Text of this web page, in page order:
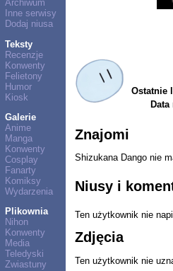
Archiwum
Inne serwisy
Dodaj niusa
Teksty
Recenzje
Konwenty
Felietony
Humor
Kiosk
Galerie
Anime
Manga
Konwenty
Cosplay
Fanarty
Komiksy
Wydarzenia
Plikownia
Nihon
Konwenty
Media
Teledyski
Zwiastuny
Ostatnie
Data
Znajomi
Shizukana Dango nie
Niusy i
Ten użytkownik nie
Zdjęcia
Ten użytkownik nie